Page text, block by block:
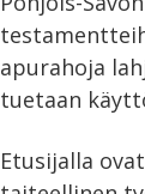
apurahoja
tuetaan
Etusijalla